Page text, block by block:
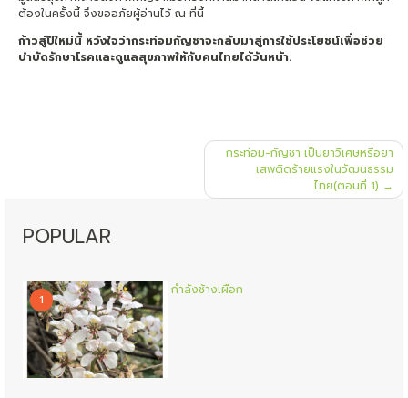
ต้องในครั้งนี้ จึงขออภัยผู้อ่านไว้ ณ ที่นี้
ก้าวสู่ปีใหม่นี้ หวังใจว่ากระท่อมกัญชาจะกลับมาสู่การใช้ประโยชน์เพื่อช่วย
บำบัดรักษาโรคและดูแลสุขภาพให้กับคนไทยได้วันหน้า.
กระท่อม-กัญชา เป็นยาวิเศษหรือยา
เสพติดร้ายแรงในวัฒนธรรม
ไทย(ตอนที่ 1)
POPULAR
1
กำลังช้างเผือก